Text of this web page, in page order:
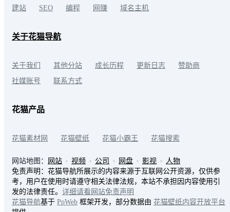
建站 SEO 编程 网赚 域名主机
关于花猫导航
关于我们 其他分站 成长历程 更新日志
赞助商
社媒账号
联系方式
花猫产品
花猫素材网 花猫壁纸 花猫小霸王 花猫搜索
网站地图： 网站 视频 公司 网盘 影视
人物
免责声明：花猫导航所展示的内容来源于互联网公开资源，仅供参
考，用户在使用时请遵守相关法律法规，本站不承担因内容使用引
发的法律责任。 详细请看网站免责声明
花猫导航基于 PpWeb 框架开发，部分数据由 花猫壁纸内容开放平台